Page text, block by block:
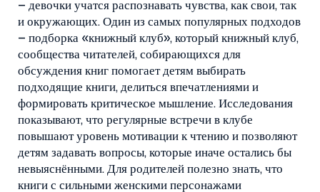
– девочки учатся распознавать чувства, как свои, так
и окружающих. Один из самых популярных подходов
– подборка «книжный клуб», который книжный клуб,
сообщества читателей, собирающихся для
обсуждения книг помогает детям выбирать
подходящие книги, делиться впечатлениями и
формировать критическое мышление. Исследования
показывают, что регулярные встречи в клубе
повышают уровень мотивации к чтению и позволяют
детям задавать вопросы, которые иначе остались бы
невыяснёнными. Для родителей полезно знать, что
книги с сильными женскими персонажами